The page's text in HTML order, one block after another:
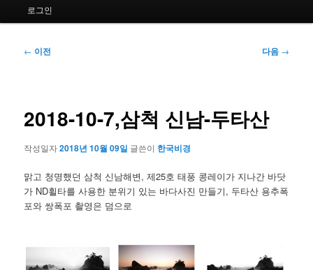
로그인
글
션
← 이전 다음 →
2018-10-7,삼척 신남-두타산
작성일자2018년 10월 09일 글쓴이 한국비경
맑고 청명했던 삼척 신남해변, 제25호 태풍 콩레이가 지나간 바닷
가 ND휠타를 사용한 분위기 있는 바다사진 만들기, 두타산 용추폭
포와 쌍폭포 촬영은 덤으로